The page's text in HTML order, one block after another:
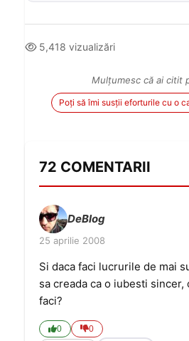
5,418 vizualizări
Mulțumesc că ai citit
Poți să îmi susții eforturile cu o
72 COMENTARII
DeBlog
25 aprilie 2008
Si daca faci lucrurile de mai
sa creada ca o iubesti sincer,
faci?
0 0